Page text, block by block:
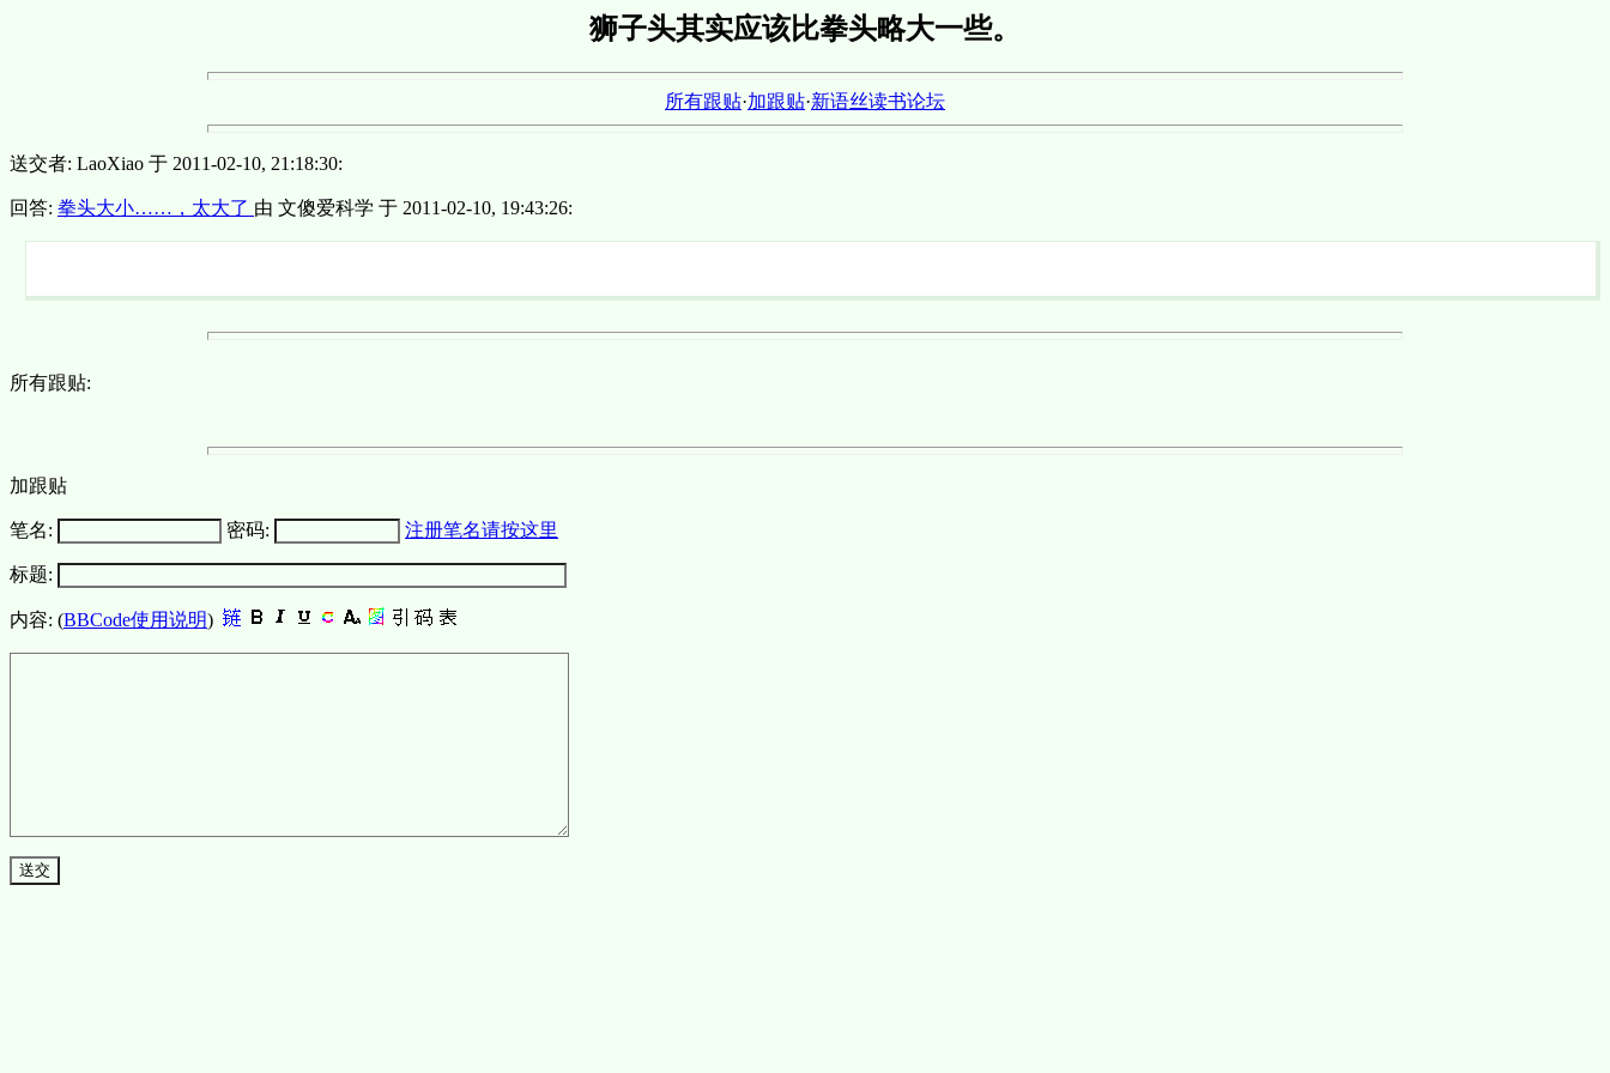
狮子头其实应该比拳头略大一些。
所有跟贴·加跟贴·新语丝读书论坛
送交者: LaoXiao 于 2011-02-10, 21:18:30:
回答: 拳头大小……，太大了 由 文傻爱科学 于 2011-02-10, 19:43:26:
所有跟贴:
加跟贴
笔名: 密码: 注册笔名请按这里
标题:
内容: (BBCode使用说明)